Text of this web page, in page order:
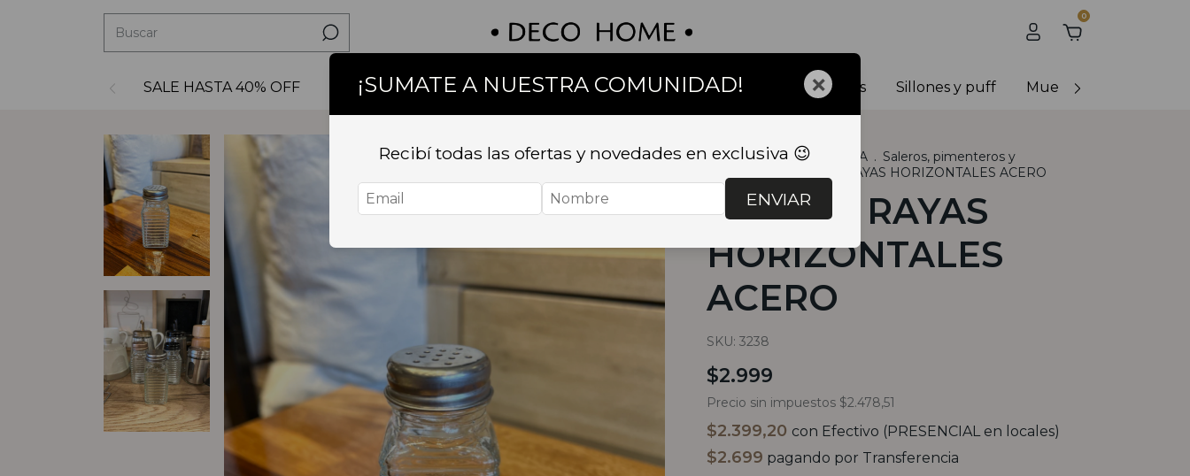
0
SALE HASTA 40% OFF Decoracion Textil Bazar Baño Muebles Sillas y banquetas Sillones y puff Muebles de exterior
Inicio . BAZAR . COCINA . Saleros, pimenteros y
SALERO RAYAS HORIZONTALES ACERO
SALERO RAYAS
HORIZONTALES
ACERO
SKU: 3238
$2.999
Precio sin impuestos $2.478,51
$2.399,20 con Efectivo (PRESENCIAL en locales)
$2.699 pagando por Transferencia
¡SUMATE A NUESTRA COMUNIDAD! ×
Recibí todas las ofertas y novedades en exclusiva 😉
ENVIAR